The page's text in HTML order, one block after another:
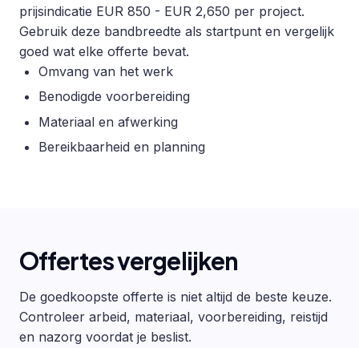
prijsindicatie EUR 850 - EUR 2,650 per project.
Gebruik deze bandbreedte als startpunt en vergelijk
goed wat elke offerte bevat.
Omvang van het werk
Benodigde voorbereiding
Materiaal en afwerking
Bereikbaarheid en planning
Offertes vergelijken
De goedkoopste offerte is niet altijd de beste keuze.
Controleer arbeid, materiaal, voorbereiding, reistijd
en nazorg voordat je beslist.